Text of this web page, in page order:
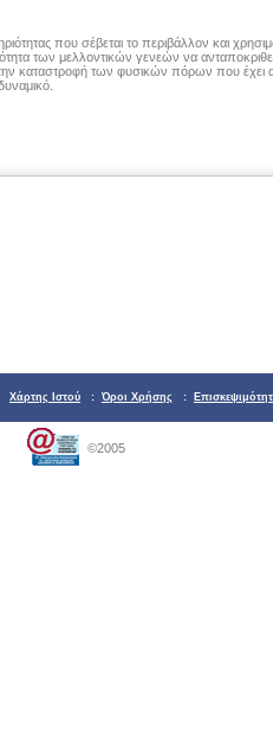
που σέβεται το περιβάλλον και
των μελλοντικών γενεών να
καταστροφή των φυσικών πόρων που έχει
Χάρτης Ιστού : Όροι Χρήσης :
©2005